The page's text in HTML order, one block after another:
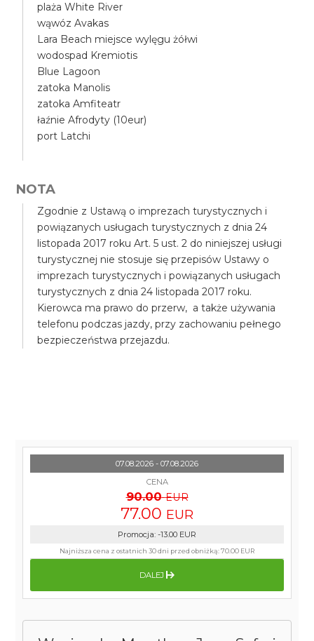
plaża White River
wąwóz Avakas
Lara Beach miejsce wylęgu żółwi
wodospad Kremiotis
Blue Lagoon
zatoka Manolis
zatoka Amfiteatr
łaźnie Afrodyty (10eur)
port Latchi
NOTA
Zgodnie z Ustawą o imprezach turystycznych i
powiązanych usługach turystycznych z dnia 24
listopada 2017 roku Art. 5 ust. 2 do niniejszej usługi
turystycznej nie stosuje się przepisów Ustawy o
imprezach turystycznych i powiązanych usługach
turystycznych z dnia 24 listopada 2017 roku.
Kierowca ma prawo do przerw, a także używania
telefonu podczas jazdy, przy zachowaniu pełnego
bezpieczeństwa przejazdu.
07.08.2026 - 07.08.2026
CENA
90.00 EUR
77.00 EUR
Promocja: -13.00 EUR
Najniższa cena z ostatnich 30 dni przed obniżką:70.00 EUR
DALEJ